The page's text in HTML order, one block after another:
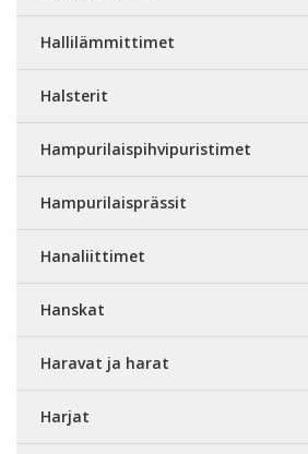
Hallilämmittimet
Halsterit
Hampurilaispihvipuristimet
Hampurilaisprässit
Hanaliittimet
Hanskat
Haravat ja harat
Harjat